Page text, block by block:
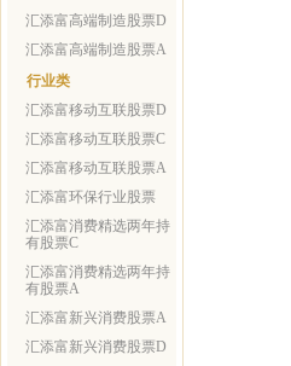
汇添富高端制造股票D
汇添富高端制造股票A
行业类
汇添富移动互联股票D
汇添富移动互联股票C
汇添富移动互联股票A
汇添富环保行业股票
汇添富消费精选两年持
有股票C
汇添富消费精选两年持
有股票A
汇添富新兴消费股票A
汇添富新兴消费股票D